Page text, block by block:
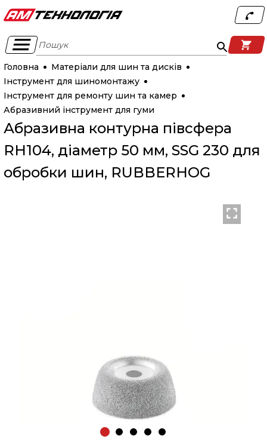
Пошук
Головна
Матеріали для шин та дисків
Інструмент для шиномонтажу
Інструмент для ремонту шин та камер
Абразивний інструмент для гуми
Абразивна контурна півсфера
RH104, діаметр 50 мм, SSG 230 для
обробки шин, RUBBERHOG